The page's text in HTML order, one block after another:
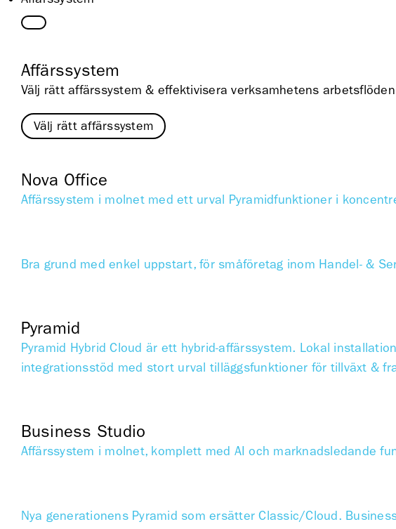
Affärssystem
Välj rätt affärssystem & effektivisera verksamhetens
Välj rätt affärssystem
Nova Office
Affärssystem i molnet med ett urval Pyramidfunktioner i
Bra grund med enkel uppstart, för småföretag inom Handel- &
Pyramid
Pyramid Hybrid Cloud är ett hybrid-affärssystem. Lokal
integrationsstöd med stort urval tilläggsfunktioner för tillväxt &
Business Studio
Affärssystem i molnet, komplett med AI och marknadsledande
Nya generationens Pyramid som ersätter Classic/Cloud.